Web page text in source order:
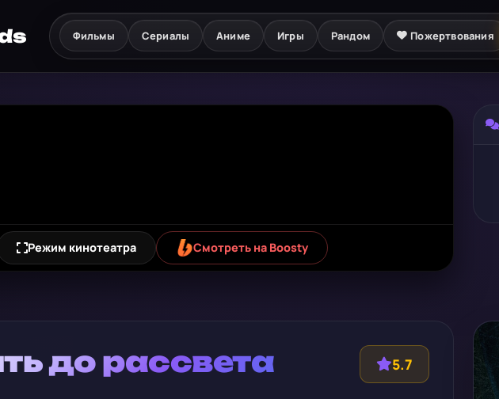
Фильмы Сериалы Аниме Игры Рандом Пожертвования
Режим кинотеатра Смотреть на Boosty
до рассвета 5.7